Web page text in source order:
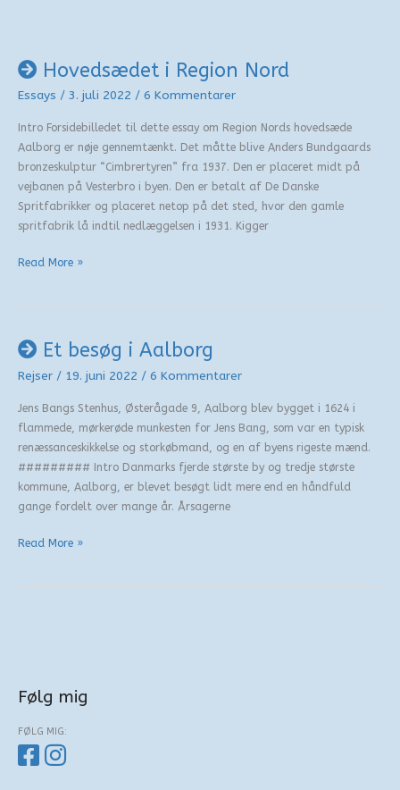
Hovedsædet i Region Nord
Essays / 3. juli 2022 / 6 Kommentarer
Intro Forsidebilledet til dette essay om Region Nords hovedsæde
Aalborg er nøje gennemtænkt. Det måtte blive Anders Bundgaards
bronzeskulptur “Cimbrertyren” fra 1937. Den er placeret midt på
vejbanen på Vesterbro i byen. Den er betalt af De Danske
Spritfabrikker og placeret netop på det sted, hvor den gamle
spritfabrik lå indtil nedlæggelsen i 1931. Kigger
Hovedsædet
Read More »
Et besøg i Aalborg
Rejser / 19. juni 2022 / 6 Kommentarer
Jens Bangs Stenhus, Østerågade 9, Aalborg blev bygget i 1624 i
flammede, mørkerøde munkesten for Jens Bang, som var en typisk
renæssanceskikkelse og storkøbmand, og en af byens rigeste mænd.
######### Intro Danmarks fjerde største by og tredje største
kommune, Aalborg, er blevet besøgt lidt mere end en håndfuld
gange fordelt over mange år. Årsagerne
Et
Read More »
Følg mig
FØLG MIG: